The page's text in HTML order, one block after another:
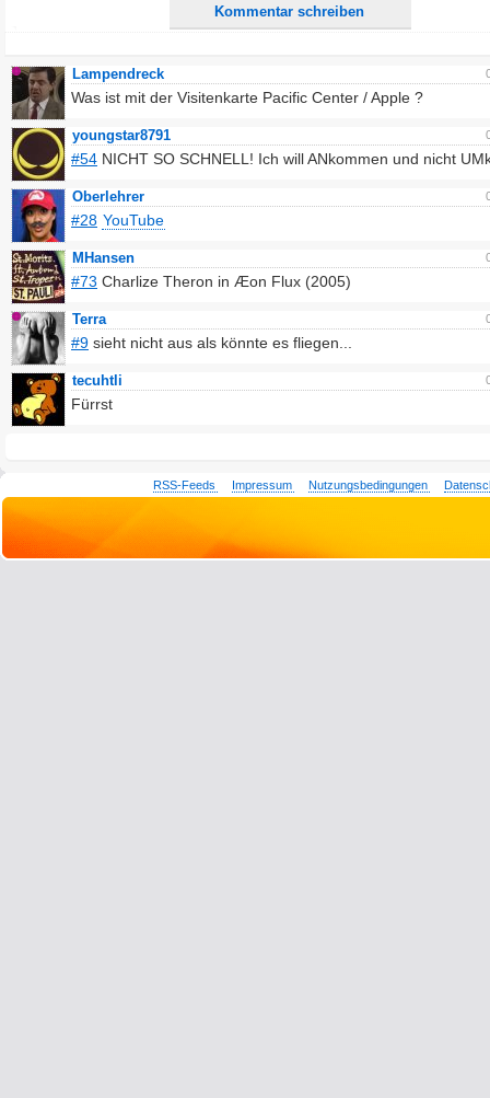
Kommentar schreiben
Lampendreck
Was ist mit der Visitenkarte Pacific Center / Apple ?
youngstar8791
#54 NICHT SO SCHNELL! Ich will ANkommen und nicht
Oberlehrer
#28 YouTube
MHansen
#73 Charlize Theron in Æon Flux (2005)
Terra
#9 sieht nicht aus als könnte es fliegen...
tecuhtli
Fürrst
RSS-Feeds Impressum Nutzungsbedingungen